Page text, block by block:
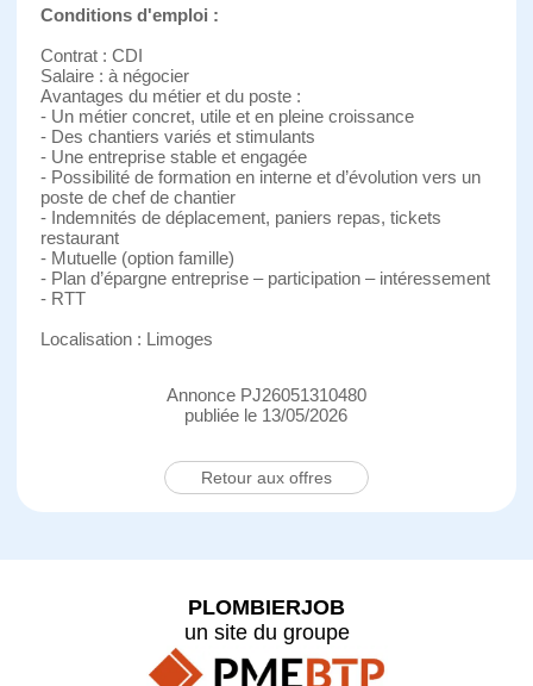
Conditions d'emploi :
Contrat : CDI
Salaire : à négocier
Avantages du métier et du poste :
- Un métier concret, utile et en pleine croissance
- Des chantiers variés et stimulants
- Une entreprise stable et engagée
- Possibilité de formation en interne et d’évolution vers un
poste de chef de chantier
- Indemnités de déplacement, paniers repas, tickets
restaurant
- Mutuelle (option famille)
- Plan d’épargne entreprise – participation – intéressement
- RTT
Localisation : Limoges
Annonce PJ26051310480
publiée le 13/05/2026
Retour aux offres
PLOMBIERJOB
un site du groupe